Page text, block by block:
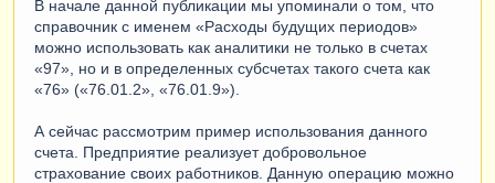
В начале данной публикации мы упоминали о том, что
справочник с именем «Расходы будущих периодов»
можно использовать как аналитики не только в счетах
«97», но и в определенных субсчетах такого счета как
«76» («76.01.2», «76.01.9»).
А сейчас рассмотрим пример использования данного
счета. Предприятие реализует добровольное
страхование своих работников. Данную операцию можно